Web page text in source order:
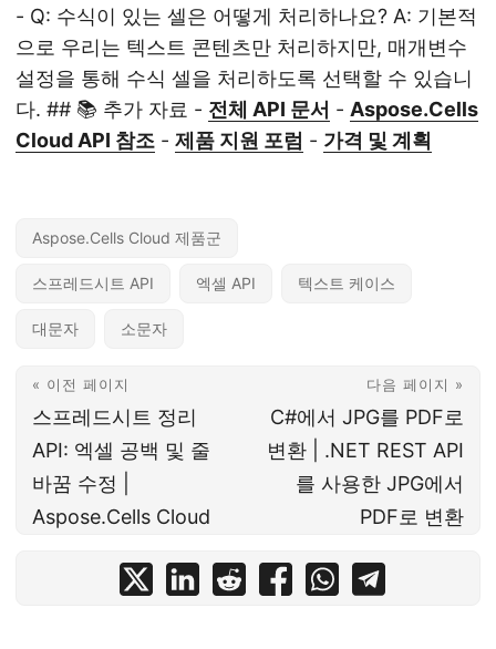
- Q: 수식이 있는 셀은 어떻게 처리하나요? A: 기본적
으로 우리는 텍스트 콘텐츠만 처리하지만, 매개변수
설정을 통해 수식 셀을 처리하도록 선택할 수 있습니
다. ## 📚 추가 자료 - 전체 API 문서 - Aspose.Cells
Cloud API 참조 - 제품 지원 포럼 - 가격 및 계획
Aspose.Cells Cloud 제품군
스프레드시트 API 엑셀 API 텍스트 케이스
대문자 소문자
« 이전 페이지
스프레드시트 정리
API: 엑셀 공백 및 줄
바꿈 수정 |
Aspose.Cells Cloud
다음 페이지 »
C#에서 JPG를 PDF로
변환 | .NET REST API
를 사용한 JPG에서
PDF로 변환